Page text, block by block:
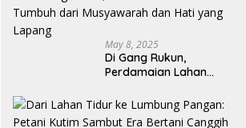
Mahasiswa
May 8, 2025
Di Gang Rukun,
Perdamaian Lahan
dan Hati yang Lapang